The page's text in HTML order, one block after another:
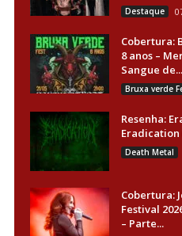
Destaque
Cobertura:
8 anos –
Sangue de...
Bruxa verde
Resenha:
Eradication
Death Metal
Cobertura:
Festival
– Parte...